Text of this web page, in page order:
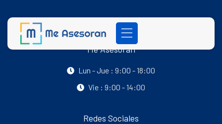
Me Asesoran
Lun - Jue : 9:00 - 18:00
Vie : 9:00 - 14:00
Redes Sociales